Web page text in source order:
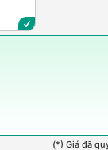
(*) Giá đã